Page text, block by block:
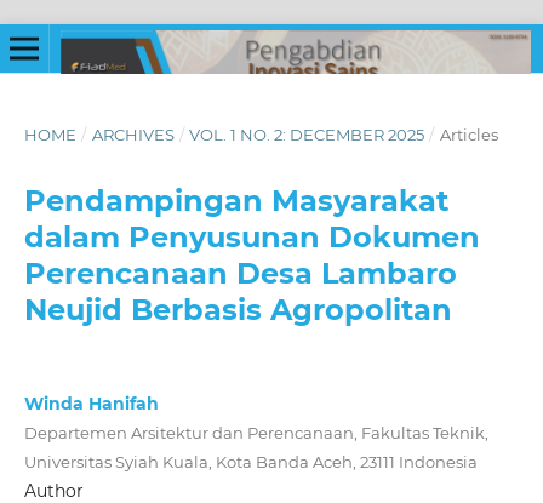
HOME / ARCHIVES / VOL. 1 NO. 2: DECEMBER 2025 / Articles
Pendampingan Masyarakat
dalam Penyusunan Dokumen
Perencanaan Desa Lambaro
Neujid Berbasis Agropolitan
Winda Hanifah
Departemen Arsitektur dan Perencanaan, Fakultas Teknik,
Universitas Syiah Kuala, Kota Banda Aceh, 23111 Indonesia
Author